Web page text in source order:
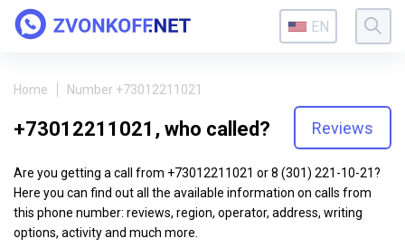
EN
Home Number +73012211021
+73012211021, who called? Reviews
Are you getting a call from +73012211021 or 8 (301) 221-10-21?
Here you can find out all the available information on calls from
this phone number: reviews, region, operator, address, writing
options, activity and much more.